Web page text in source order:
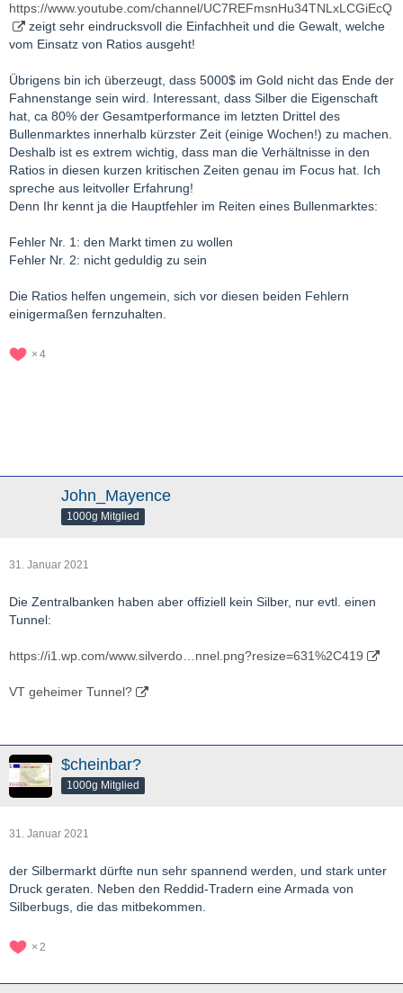
https://www.youtube.com/channel/UC7REFmsnHu34TNLxLCGiEcQ
zeigt sehr eindrucksvoll die Einfachheit und die Gewalt, welche
vom Einsatz von Ratios ausgeht!
Übrigens bin ich überzeugt, dass 5000$ im Gold nicht das Ende der
Fahnenstange sein wird. Interessant, dass Silber die Eigenschaft
hat, ca 80% der Gesamtperformance im letzten Drittel des
Bullenmarktes innerhalb kürzster Zeit (einige Wochen!) zu machen.
Deshalb ist es extrem wichtig, dass man die Verhältnisse in den
Ratios in diesen kurzen kritischen Zeiten genau im Focus hat. Ich
spreche aus leitvoller Erfahrung!
Denn Ihr kennt ja die Hauptfehler im Reiten eines Bullenmarktes:
Fehler Nr. 1: den Markt timen zu wollen
Fehler Nr. 2: nicht geduldig zu sein
Die Ratios helfen ungemein, sich vor diesen beiden Fehlern
einigermaßen fernzuhalten.
4
John_Mayence
1000g Mitglied
31. Januar 2021
Die Zentralbanken haben aber offiziell kein Silber, nur evtl. einen
Tunnel:
https://i1.wp.com/www.silverdo…nnel.png?resize=631%2C419
VT geheimer Tunnel?
$cheinbar?
1000g Mitglied
31. Januar 2021
der Silbermarkt dürfte nun sehr spannend werden, und stark unter
Druck geraten. Neben den Reddid-Tradern eine Armada von
Silberbugs, die das mitbekommen.
2